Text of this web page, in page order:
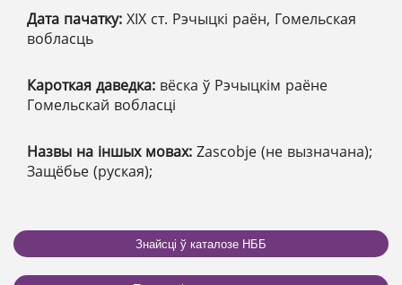
Дата пачатку: XІX ст. Рэчыцкі раён, Гомельская
вобласць
Кароткая даведка: вёска ў Рэчыцкім раёне
Гомельскай вобласці
Назвы на іншых мовах: Zascobje (не вызначана);
Защёбье (руская);
Знайсці ў каталозе НББ